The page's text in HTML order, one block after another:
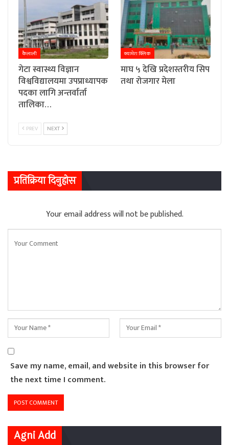
कैलाली
गेटा स्वास्थ्य विज्ञान
विश्वविद्यालयमा उपप्राध्यापक
पदका लागि अन्तर्वार्ता
तालिका…
क्यामेरा क्लिक
माघ ५ देखि प्रदेशस्तरीय सिप
तथा रोजगार मेला
PREV NEXT
प्रतिक्रिया दिनुहोस
Your email address will not be published.
Save my name, email, and website in this browser for
the next time I comment.
Agni Add